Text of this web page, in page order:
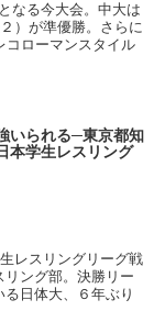
なる今大会。中大は
）が準優勝。さらに
コローマンスタイル
いられる─東京都知
本学生レスリング
レスリングリーグ戦
リング部。決勝リー
日体大、６年ぶり